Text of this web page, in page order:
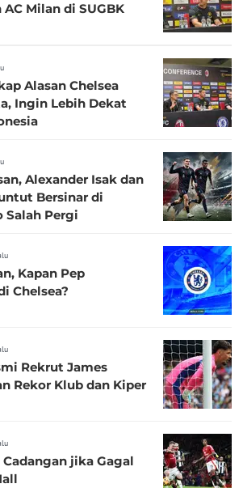
Milan di SUGBK
Alasan Chelsea
Ingin Lebih Dekat
Alexander Isak dan
Bersinar di
Salah Pergi
Kapan Pep
Chelsea?
Rekrut James
Rekor Klub dan Kiper
jika Gagal